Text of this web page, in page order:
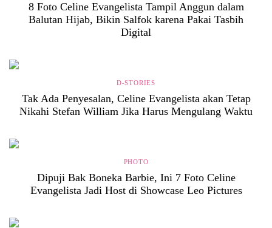
8 Foto Celine Evangelista Tampil Anggun dalam
Balutan Hijab, Bikin Salfok karena Pakai Tasbih
Digital
D-STORIES
Tak Ada Penyesalan, Celine Evangelista akan Tetap
Nikahi Stefan William Jika Harus Mengulang Waktu
PHOTO
Dipuji Bak Boneka Barbie, Ini 7 Foto Celine
Evangelista Jadi Host di Showcase Leo Pictures